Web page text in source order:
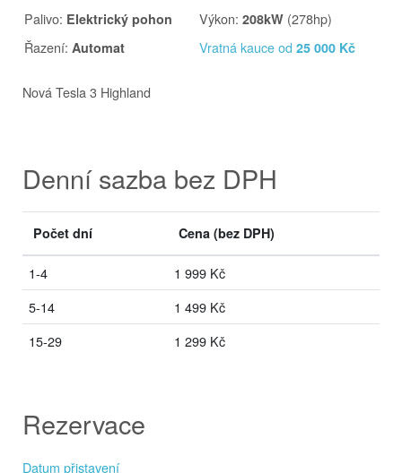
Palivo: Elektrický pohon Výkon:208kW (278hp)
Řazení: Automat Vratná kauce od 25 000 Kč
Nová Tesla 3 Highland
Denní sazba bez DPH
Počet dní Cena (bez DPH)
1-4
1 999 Kč
5-14
1 499 Kč
15-29
1 299 Kč
Rezervace
Datum přistavení